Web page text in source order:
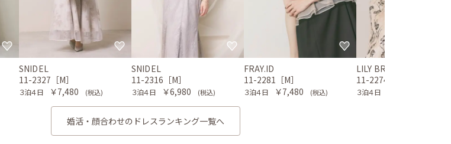
SNIDEL
11-2327［M］
３泊４日 ￥7,480 (税込)
SNIDEL
11-2316［M］
３泊４日 ￥6,980 (税込)
FRAY.ID
11-2281［M］
３泊４日 ￥7,480 (税込)
LILY BROWN
11-2274［M］
３泊４日
婚活・顔合わせのドレスランキング一覧へ